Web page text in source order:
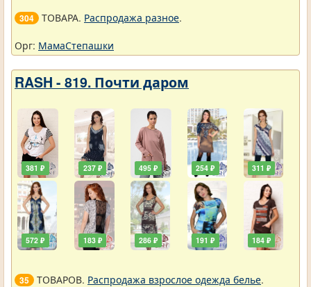
304 ТОВАРА. Распродажа разное.
Орг: МамаСтепашки
RASH - 819. Почти даром
381 ₽
572 ₽
237 ₽
183 ₽
495 ₽
286 ₽
254 ₽
191 ₽
311 ₽
184 ₽
35 ТОВАРОВ. Распродажа взрослое одежда белье.